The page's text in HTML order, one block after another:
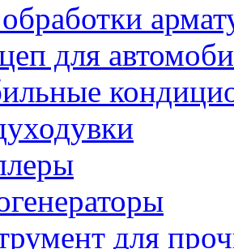
для
для